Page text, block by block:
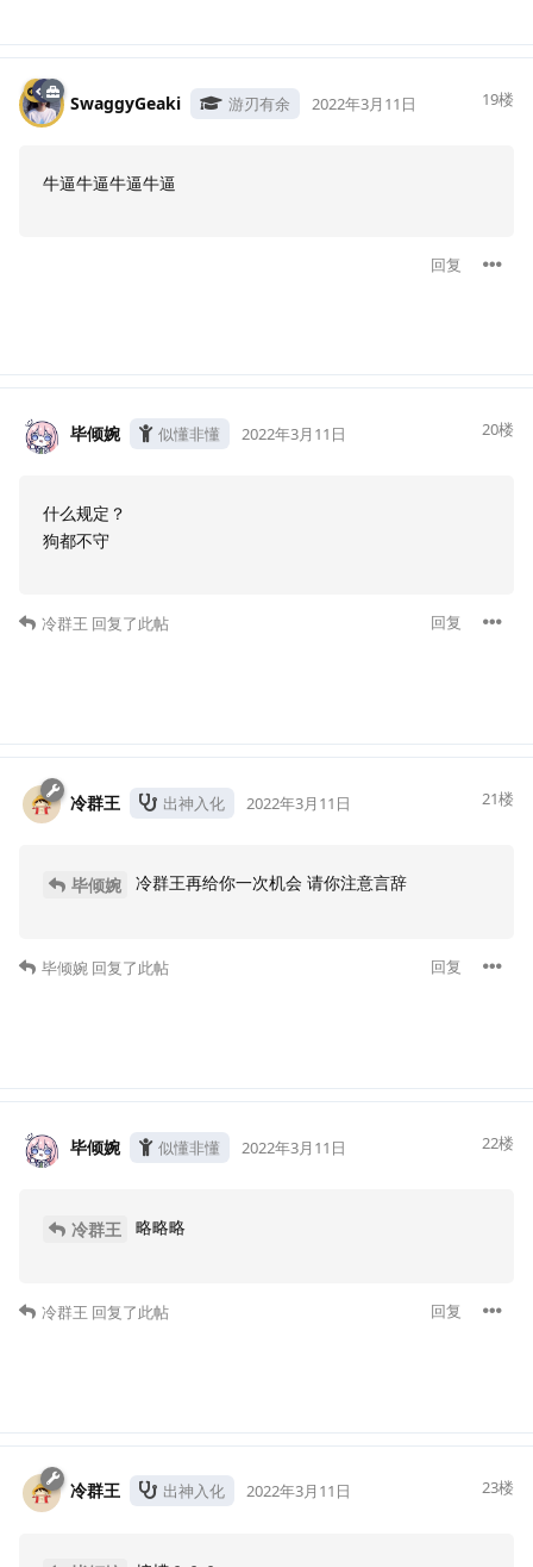
SwaggyGeaki 游刃有余 2022年3月11日 19楼
牛逼牛逼牛逼牛逼
回复
毕倾婉 似懂非懂 2022年3月11日 20楼
什么规定？
狗都不守
回复
冷群王 回复了此帖
冷群王 出神入化 2022年3月11日 21楼
毕倾婉 冷群王再给你一次机会 请你注意言辞
回复
毕倾婉 回复了此帖
毕倾婉 似懂非懂 2022年3月11日 22楼
冷群王 略略略
回复
冷群王 回复了此帖
冷群王 出神入化 2022年3月11日 23楼